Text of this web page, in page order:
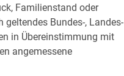
Familienstand oder
geltendes Bundes-, Landes-
in Übereinstimmung mit
angemessene